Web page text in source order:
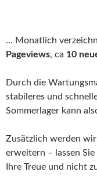
… Monatlich
Pageviews, ca 10
Durch die
stabileres und
Sommerlager kann
Zusätzlich werden
erweitern – lassen
Ihre Treue und nicht